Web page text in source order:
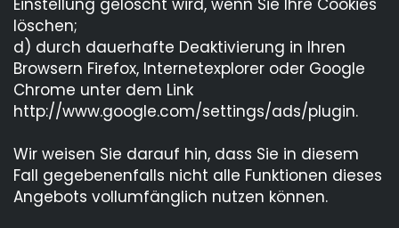
Einstellung gelöscht wird, wenn Sie Ihre Cookies
löschen;
d) durch dauerhafte Deaktivierung in Ihren
Browsern Firefox, Internetexplorer oder Google
Chrome unter dem Link
http://www.google.com/settings/ads/plugin.
Wir weisen Sie darauf hin, dass Sie in diesem
Fall gegebenenfalls nicht alle Funktionen dieses
Angebots vollumfänglich nutzen können.